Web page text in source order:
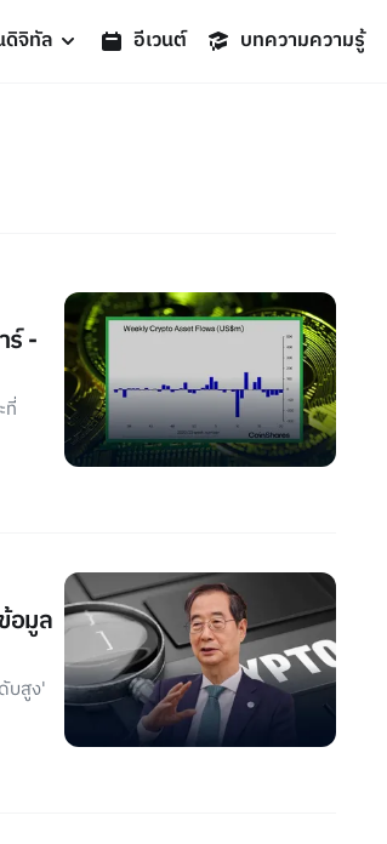
ดิจิทัล อีเวนต์ บทความความรู้
ร์ -
ที่
อมูล
บสูง'